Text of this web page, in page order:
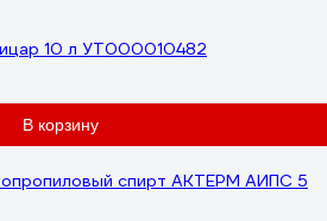
10 л УТ000010482
В корзину